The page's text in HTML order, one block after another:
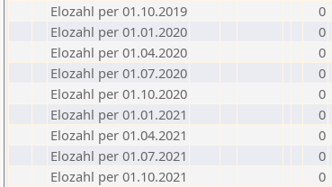
Elozahl per 01.10.2019
0
Elozahl per 01.01.2020
0
Elozahl per 01.04.2020
0
Elozahl per 01.07.2020
0
Elozahl per 01.10.2020
0
Elozahl per 01.01.2021
0
Elozahl per 01.04.2021
0
Elozahl per 01.07.2021
0
Elozahl per 01.10.2021
0